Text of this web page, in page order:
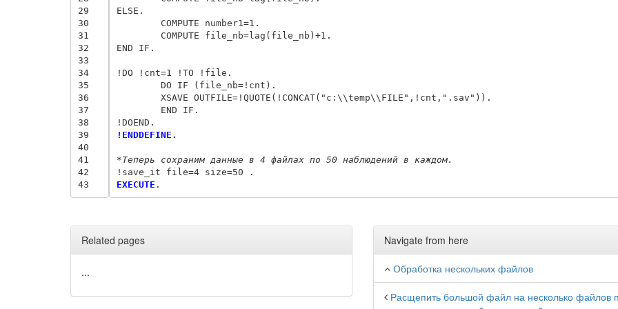
29
30
31
32
33
34
35
36
37
38
39
40
41
42
43
ELSE.
END IF.
!DO !cnt=1 !TO !file.
!ENDDEFINE.
*Теперь сохраним данные в 4 файлах по 50 наблюдений в каждом.
EXECUTE
Related pages
...
Navigate from here
Обработка нескольких файлов
Расщепить большой файл на несколько файлов